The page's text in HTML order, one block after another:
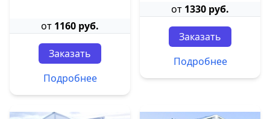
от 1160 руб.
Заказать
Подробнее
от 1330 руб.
Заказать
Подробнее